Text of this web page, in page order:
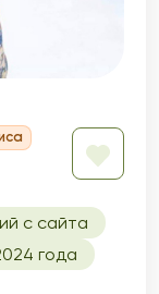
с сайта
года